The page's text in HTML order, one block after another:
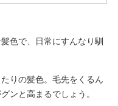
色で、日常にすんなり馴
りの髪色。毛先をくるん
ンと高まるでしょう。